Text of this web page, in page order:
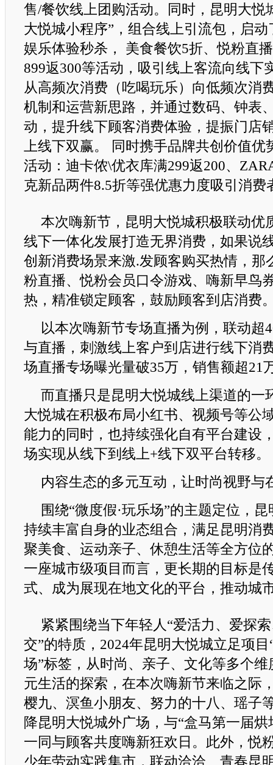
售/餐饮线上团购活动。同时，昆明大悦
大悦城小程序”，组合线上引流包，启
娱乐体验秒杀， 美食餐饮5折、悦粉直
899返300等活动，吸引线上客流向线下
从高频次消费（吃喝玩乐）向低频次消
机制和运营新思路，并通过数码、钟表
动，提升线下顾客消费体验，提振门店
上线下双赢。 同时携手品牌共创价值优
活动：迪卡侬\优衣库满299返200、
克新品两件8.5折等强优惠力度吸引消费
本次嗨新节，昆明大悦城积极联动优
线下一体化发展打造无界消费，如果说
创新消费场景来激.发顾客购买热情，那
粉直播、悦粉会员口令游戏、嗨新早鸟
热，精准锁定顾客，鼓励顾客到店消费
以本次嗨新节专场直播为例，联动超
与直播，刺激线上客户到店进行线下消
场直播专场曝光量破35万，销售额超21
而直播只是昆明大悦城线上渠道的一
大悦城在积极布局小红书、视频号等公
能力的同时，也持续强化自有平台建设
场实现从线下到线上+线下双平台转移。
内容生态的多元互动，让时尚视野与
围绕“微度假·玩乐场”的主题定位，
持续丰富自身的业态组合，满足昆明消
聚美食、运动亲子、休憩生活等全方位
一座城市级项目而言，更长期的目标是
式、成为展现在地文化的平台，推动城
紧紧围绕当下年轻人“爱活力、爱探
交”的特质，2024年昆明大悦城立足项
场”标签，从时尚、亲子、文化等多个
元生活的探索，在本次嗨新节来临之际
樱九、溟鱼小朋友、努力的十八、瑶子
降昆明大悦城外广场，与“盒马第一届烘
一同与顾客共度嗨新狂欢日。此外，悦
少年劳动实践集市，联动洽洽、青春昆